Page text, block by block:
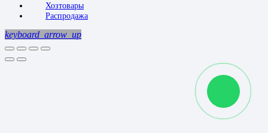
Хозтовары
Распродажа
keyboard_arrow_up